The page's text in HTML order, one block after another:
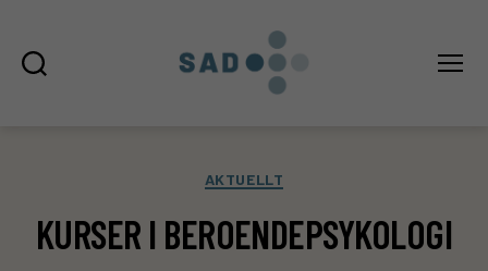
Kategorier
AKTUELLT
KURSER I BEROENDEPSYKOLOGI